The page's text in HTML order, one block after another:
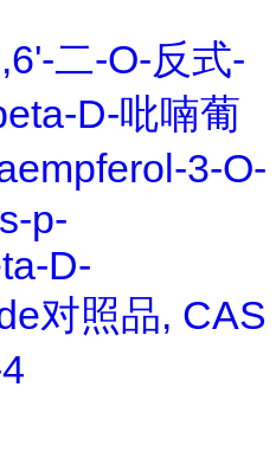
二-O-反式-
D-吡喃葡
3-O-
p-
D-
对照品, CAS